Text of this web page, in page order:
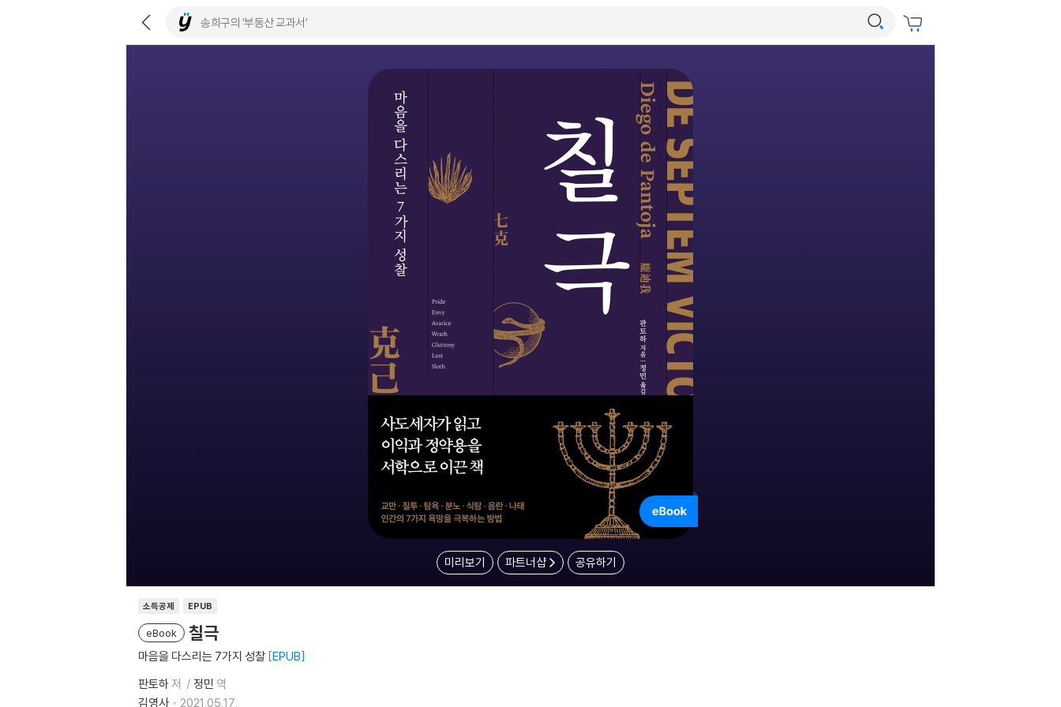
미리보기 파트너샵 공유하기
소득공제 EPUB
eBook 칠극
마음을 다스리는 7가지 성찰 EPUB
판토하저 정민 역
김영사
2021.05.17.